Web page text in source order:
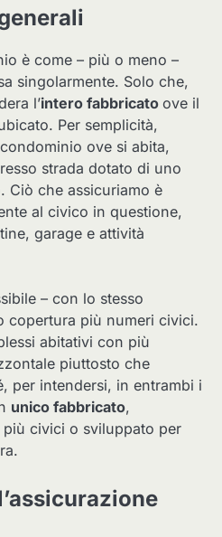
è come – più o meno –
singolarmente. Solo che,
l’intero fabbricato ove il
Per semplicità,
ove si abita,
strada dotato di uno
Ciò che assicuriamo è
al civico in questione,
garage e attività
– con lo stesso
copertura più numeri civici.
abitativi con più
piuttosto che
per intendersi, in entrambi i
unico fabbricato,
civici o sviluppato per